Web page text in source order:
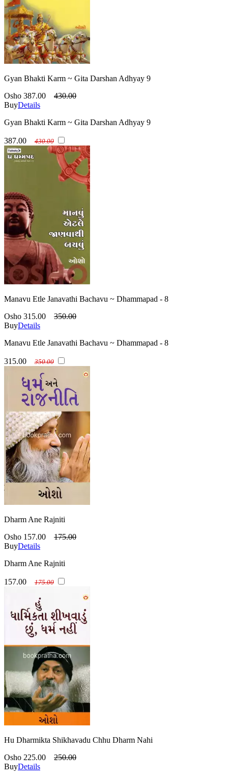
Gyan Bhakti Karm ~ Gita Darshan Adhyay 9
Osho 387.00
430.00
BuyDetails
Gyan Bhakti Karm ~ Gita Darshan Adhyay 9
387.00 430.00
Manavu Etle Janavathi Bachavu ~ Dhammapad - 8
Osho 315.00
350.00
BuyDetails
Manavu Etle Janavathi Bachavu ~ Dhammapad - 8
315.00 350.00
Dharm Ane Rajniti
Osho 157.00
175.00
BuyDetails
Dharm Ane Rajniti
157.00 175.00
Hu Dharmikta Shikhavadu Chhu Dharm Nahi
Osho 225.00
250.00
BuyDetails